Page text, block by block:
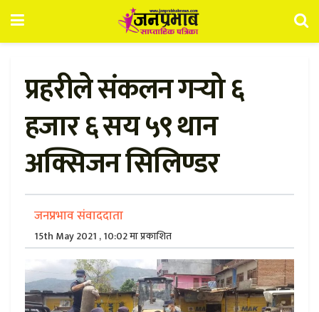
प्रहरीले संकलन गर्‍यो ६
हजार ६ सय ५९ थान
अक्सिजन सिलिण्डर
जनप्रभाव संवाददाता
15th May 2021 , 10:02 मा प्रकाशित